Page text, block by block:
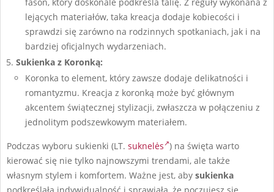
lejących materiałów, taka kreacja dodaje kobiecości i
sprawdzi się zarówno na rodzinnych spotkaniach, jak i na
bardziej oficjalnych wydarzeniach.
Sukienka z Koronką:
Koronka to element, który zawsze dodaje delikatności i
romantyzmu. Kreacja z koronką może być głównym
akcentem świątecznej stylizacji, zwłaszcza w połączeniu z
jednolitym podszewkowym materiałem.
Podczas wyboru sukienki (LT. suknelės ) na święta warto
kierować się nie tylko najnowszymi trendami, ale także
własnym stylem i komfortem. Ważne jest, aby sukienka
podkreślała indywidualność i sprawiała, że poczujesz się